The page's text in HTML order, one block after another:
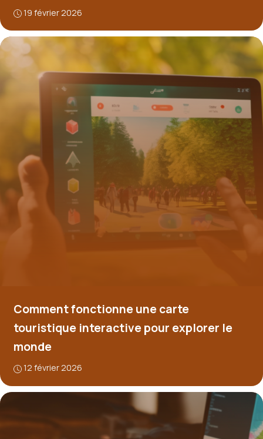
19 février 2026
Comment fonctionne une carte
touristique interactive pour explorer le
monde
12 février 2026